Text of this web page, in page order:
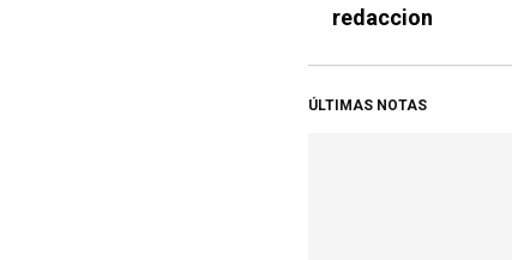
redaccion
ÚLTIMAS NOTAS